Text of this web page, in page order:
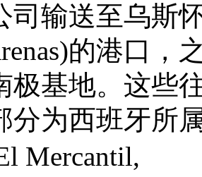
司输送至乌斯
)的港口，
极基地。这些
分为西班牙所
Mercantil,